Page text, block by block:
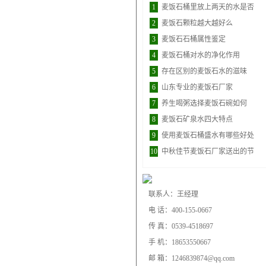
1
麦饭石桶里放上两天的水是否
2
麦饭石颗粒越大越好么
3
麦饭石石桶属性鉴定
4
麦饭石桶对水的净化作用
5
存在区别的麦饭石水的滋味
6
山东专业的麦饭石厂家
7
养生喝粥选择麦饭石碗如何
8
麦饭石矿泉水四大特点
9
使用麦饭石桶盛水有哪些好处
10 中秋佳节麦饭石厂家送出的节
联系人：王经理
电 话：400-155-0667
传 真：0539-4518697
手 机：18653550667
邮 箱：1246839874@qq.com